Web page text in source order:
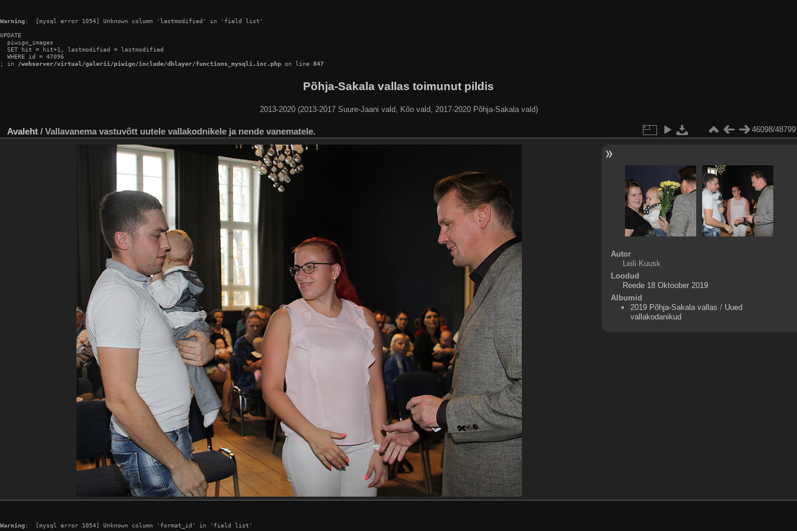
Warning:  [mysql error 1054] Unknown column 'lastmodified' in 'field list'
UPDATE
  piwigo_images
  SET hit = hit+1, lastmodified = lastmodified
  WHERE id = 47096
; in /webserver/virtual/galerii/piwigo/include/dblayer/functions_mysqli.inc.php on line 847
Põhja-Sakala vallas toimunut pildis
2013-2020 (2013-2017 Suure-Jaani vald, Kõo vald, 2017-2020 Põhja-Sakala vald)
Avaleht / Vallavanema vastuvõtt uutele vallakodnikele ja nende vanematele. 46098/48799
Autor
Leili Kuusk
Loodud
Reede 18 Oktoober 2019
Albumid
2019 Põhja-Sakala vallas / Uued
vallakodanikud
Warning:  [mysql error 1054] Unknown column 'format_id' in 'field list'